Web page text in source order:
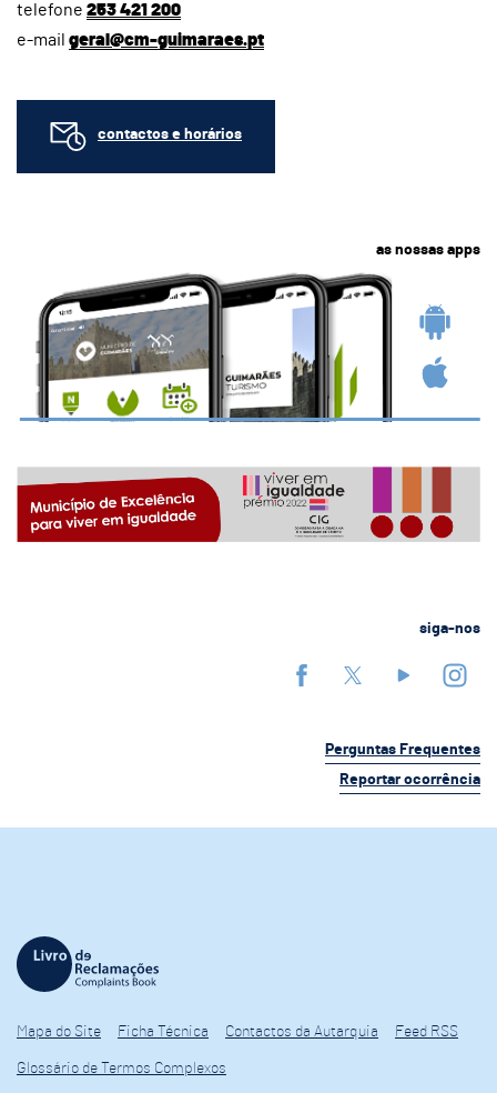
telefone 253 421 200
e-mail geral@cm-guimaraes.pt
contactos e horários
as nossas apps
siga-nos
Perguntas Frequentes
Reportar ocorrência
Mapa do Site Ficha Técnica Contactos da Autarquia Feed RSS
Glossário de Termos Complexos